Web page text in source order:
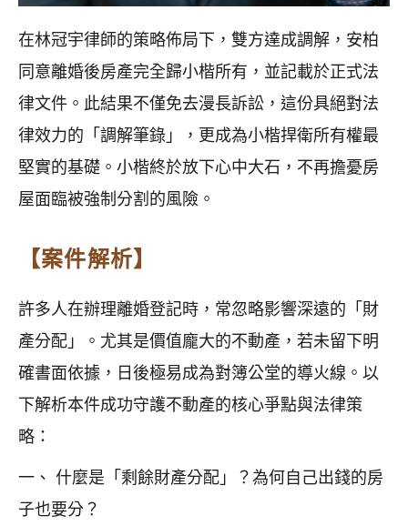
在林冠宇律師的策略佈局下，雙方達成調解，安柏
同意離婚後房產完全歸小楷所有，並記載於正式法
律文件。此結果不僅免去漫長訴訟，這份具絕對法
律效力的「調解筆錄」，更成為小楷捍衛所有權最
堅實的基礎。小楷終於放下心中大石，不再擔憂房
屋面臨被強制分割的風險。
【案件解析】
許多人在辦理離婚登記時，常忽略影響深遠的「財
產分配」。尤其是價值龐大的不動產，若未留下明
確書面依據，日後極易成為對簿公堂的導火線。以
下解析本件成功守護不動產的核心爭點與法律策
略：
一、 什麼是「剩餘財產分配」？為何自己出錢的房
子也要分？